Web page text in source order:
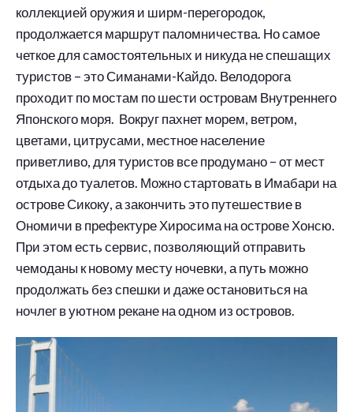
коллекцией оружия и ширм-перегородок,
продолжается маршрут паломничества. Но самое
четкое для самостоятельных и никуда не спешащих
туристов – это Симанами-Кайдо. Велодорога
проходит по мостам по шести островам Внутреннего
Японского моря. Вокруг пахнет морем, ветром,
цветами, цитрусами, местное население
приветливо, для туристов все продумано – от мест
отдыха до туалетов. Можно стартовать в Имабари на
острове Сикоку, а закончить это путешествие в
Ономичи в префектуре Хиросима на острове Хонсю.
При этом есть сервис, позволяющий отправить
чемоданы к новому месту ночевки, а путь можно
продолжать без спешки и даже остановиться на
ночлег в уютном рекане на одном из островов.